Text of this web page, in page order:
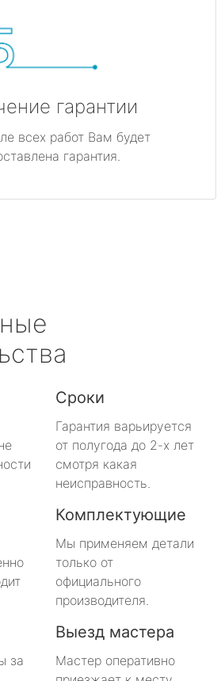
гарантии
всех работ Вам будет
гарантия.
Сроки
Гарантия варьируется
от полугода до 2-х лет
смотря какая
неисправность.
Комплектующие
Мы применяем детали
только от
официального
производителя.
за
Выезд мастера
Мастер оперативно